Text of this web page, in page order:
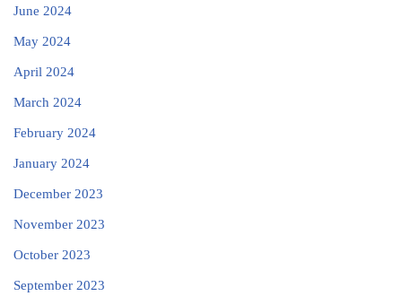
June 2024
May 2024
April 2024
March 2024
February 2024
January 2024
December 2023
November 2023
October 2023
September 2023